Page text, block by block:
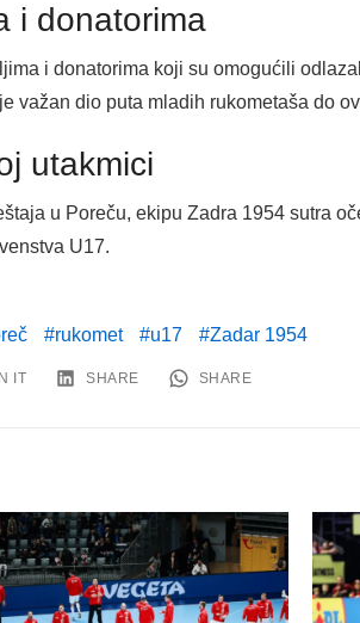
i donatorima
i donatorima koji su omogućili
važan dio puta mladih rukometaša do
utakmici
u Poreču, ekipu Zadra 1954 sutra
U17.
rukomet u17 Zadar 1954
IT SHARE SHARE